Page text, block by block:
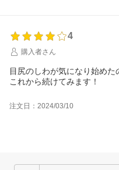
4
購入者さん
目尻のしわが気になり始めた
これから続けてみます！
注文日：2024/03/10